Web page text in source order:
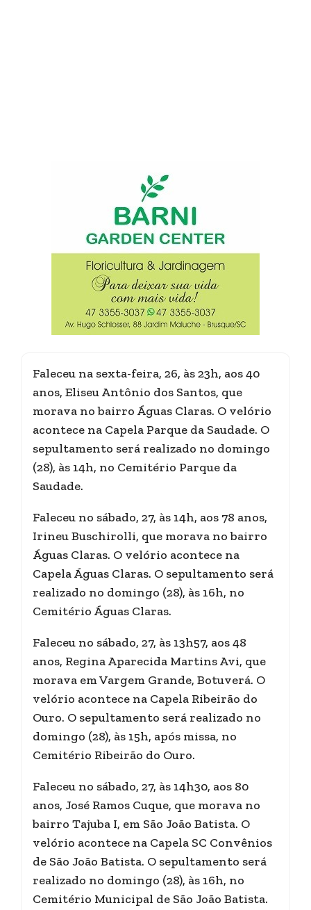
Faleceu na sexta-feira, 26, às 23h, aos 40
anos, Eliseu Antônio dos Santos, que
morava no bairro Águas Claras. O velório
acontece na Capela Parque da Saudade. O
sepultamento será realizado no domingo
(28), às 14h, no Cemitério Parque da
Saudade.
Faleceu no sábado, 27, às 14h, aos 78 anos,
Irineu Buschirolli, que morava no bairro
Águas Claras. O velório acontece na
Capela Águas Claras. O sepultamento será
realizado no domingo (28), às 16h, no
Cemitério Águas Claras.
Faleceu no sábado, 27, às 13h57, aos 48
anos, Regina Aparecida Martins Avi, que
morava em Vargem Grande, Botuverá. O
velório acontece na Capela Ribeirão do
Ouro. O sepultamento será realizado no
domingo (28), às 15h, após missa, no
Cemitério Ribeirão do Ouro.
Faleceu no sábado, 27, às 14h30, aos 80
anos, José Ramos Cuque, que morava no
bairro Tajuba I, em São João Batista. O
velório acontece na Capela SC Convênios
de São João Batista. O sepultamento será
realizado no domingo (28), às 16h, no
Cemitério Municipal de São João Batista.